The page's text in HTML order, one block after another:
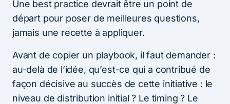
Une best practice devrait être un point de
départ pour poser de meilleures questions,
jamais une recette à appliquer.
Avant de copier un playbook, il faut demander :
au-delà de l’idée, qu’est-ce qui a contribué de
façon décisive au succès de cette initiative : le
niveau de distribution initial ? Le timing ? Le